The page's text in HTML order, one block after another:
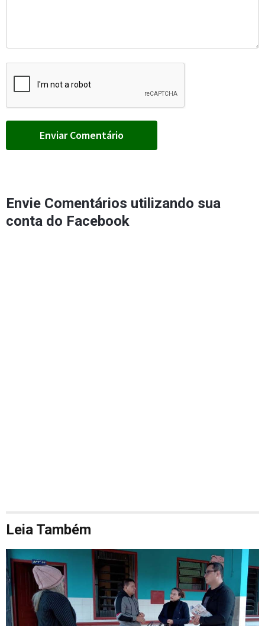
Envie Comentários utilizando sua
conta do Facebook
Leia Também